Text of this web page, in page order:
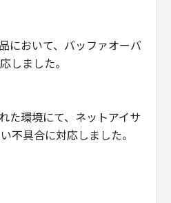
において、バッファオーバ
しました。
た環境にて、ネットアイサ
不具合に対応しました。